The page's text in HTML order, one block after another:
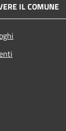
IL COMUNE